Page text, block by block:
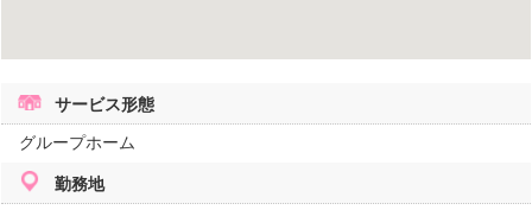
サービス形態
グループホーム
勤務地